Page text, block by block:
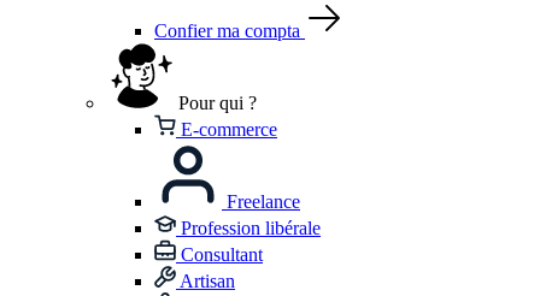
Confier ma compta
Pour qui ?
E-commerce
Freelance
Profession libérale
Consultant
Artisan